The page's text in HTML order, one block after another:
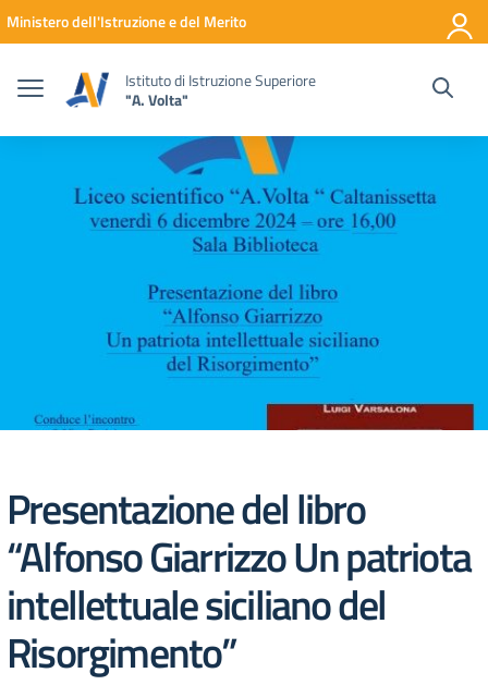
Vai ai contenuti
Vai al menu di navigazione
Vai al footer
Ministero dell'Istruzione e del Merito
Istituto di Istruzione Superiore
"A. Volta"
Presentazione del libro
“Alfonso Giarrizzo Un patriota
intellettuale siciliano del
Risorgimento”